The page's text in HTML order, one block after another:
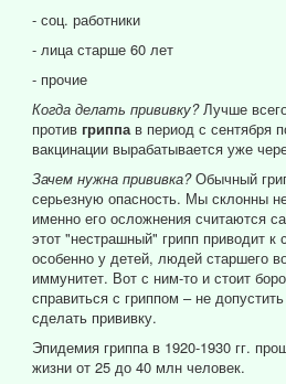
- соц. работники
- лица старше 60 лет
- прочие
Когда делать прививку?Лучше
против гриппа в период с сентября
вакцинации вырабатывается уже
Зачем нужна прививка?Обычный
серьезную опасность. Мы склонны
именно его осложнения считаются
этот "нестрашный" грипп приводит
особенно у детей, людей старшего
иммунитет. Вот с ним-то и стоит
справиться с гриппом – не
сделать прививку.
Эпидемия гриппа в 1920-1930 гг.
жизни от 25 до 40 млн человек.